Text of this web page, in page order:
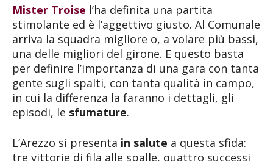
Mister Troise l’ha definita una partita
stimolante ed è l’aggettivo giusto. Al Comunale
arriva la squadra migliore o, a volare più bassi,
una delle migliori del girone. E questo basta
per definire l’importanza di una gara con tanta
gente sugli spalti, con tanta qualità in campo,
in cui la differenza la faranno i dettagli, gli
episodi, le sfumature.
L’Arezzo si presenta in salute a questa sfida:
tre vittorie di fila alle spalle, quattro successi